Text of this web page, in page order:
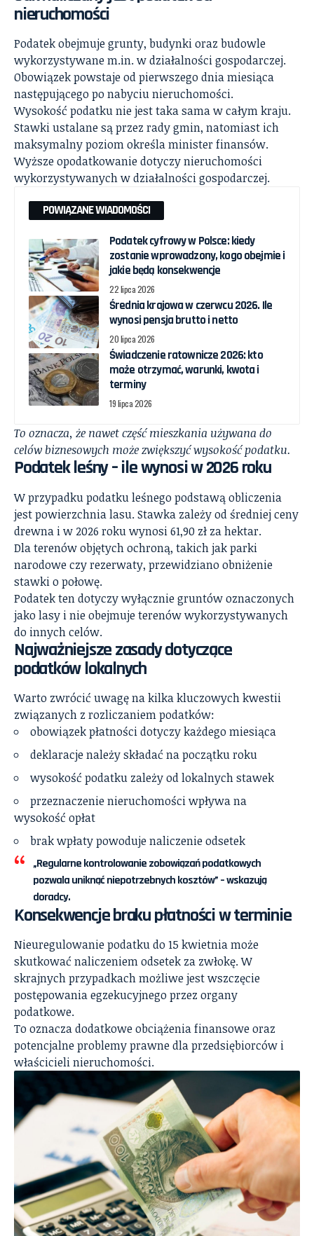
nieruchomości
Podatek obejmuje grunty, budynki oraz budowle
wykorzystywane m.in. w działalności gospodarczej.
Obowiązek powstaje od pierwszego dnia miesiąca
następującego po nabyciu nieruchomości.
Wysokość podatku nie jest taka sama w całym kraju.
Stawki ustalane są przez rady gmin, natomiast ich
maksymalny poziom określa minister finansów.
Wyższe opodatkowanie dotyczy nieruchomości
wykorzystywanych w działalności gospodarczej.
POWIĄZANE WIADOMOŚCI
Podatek cyfrowy w Polsce: kiedy
zostanie wprowadzony, kogo obejmie i
jakie będą konsekwencje
22 lipca 2026
Średnia krajowa w czerwcu 2026. Ile
wynosi pensja brutto i netto
20 lipca 2026
Świadczenie ratownicze 2026: kto
może otrzymać, warunki, kwota i
terminy
19 lipca 2026
To oznacza, że nawet część mieszkania używana do
celów biznesowych może zwiększyć wysokość podatku.
Podatek leśny – ile wynosi w 2026 roku
W przypadku podatku leśnego podstawą obliczenia
jest powierzchnia lasu. Stawka zależy od średniej ceny
drewna i w 2026 roku wynosi 61,90 zł za hektar.
Dla terenów objętych ochroną, takich jak parki
narodowe czy rezerwaty, przewidziano obniżenie
stawki o połowę.
Podatek ten dotyczy wyłącznie gruntów oznaczonych
jako lasy i nie obejmuje terenów wykorzystywanych
do innych celów.
Najważniejsze zasady dotyczące
podatków lokalnych
Warto zwrócić uwagę na kilka kluczowych kwestii
związanych z rozliczaniem podatków:
obowiązek płatności dotyczy każdego miesiąca
deklaracje należy składać na początku roku
wysokość podatku zależy od lokalnych stawek
przeznaczenie nieruchomości wpływa na
wysokość opłat
brak wpłaty powoduje naliczenie odsetek
„Regularne kontrolowanie zobowiązań podatkowych
pozwala uniknąć niepotrzebnych kosztów” – wskazują
doradcy.
Konsekwencje braku płatności w terminie
Nieuregulowanie podatku do 15 kwietnia może
skutkować naliczeniem odsetek za zwłokę. W
skrajnych przypadkach możliwe jest wszczęcie
postępowania egzekucyjnego przez organy
podatkowe.
To oznacza dodatkowe obciążenia finansowe oraz
potencjalne problemy prawne dla przedsiębiorców i
właścicieli nieruchomości.